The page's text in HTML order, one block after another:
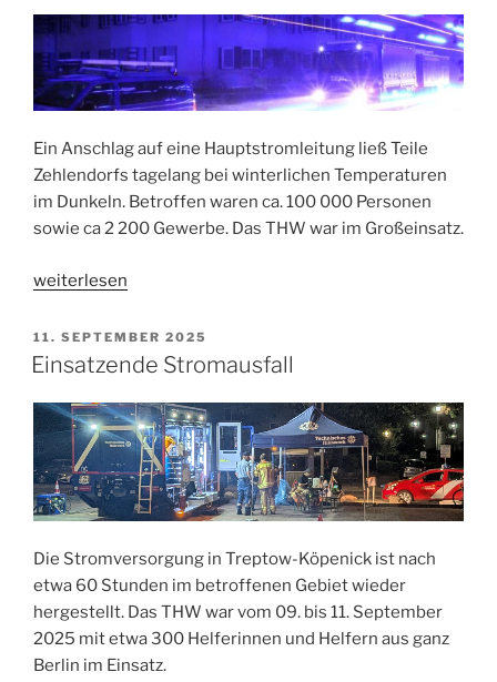
Ein Anschlag auf eine Hauptstromleitung ließ Teile
Zehlendorfs tagelang bei winterlichen Temperaturen
im Dunkeln. Betroffen waren ca. 100 000 Personen
sowie ca 2 200 Gewerbe. Das THW war im Großeinsatz.
„Stromausfall
weiterlesen
VERÖFFENTLICHT
AM
11. SEPTEMBER 2025
Einsatzende Stromausfall
Die Stromversorgung in Treptow-Köpenick ist nach
etwa 60 Stunden im betroffenen Gebiet wieder
hergestellt. Das THW war vom 09. bis 11. September
2025 mit etwa 300 Helferinnen und Helfern aus ganz
Berlin im Einsatz.